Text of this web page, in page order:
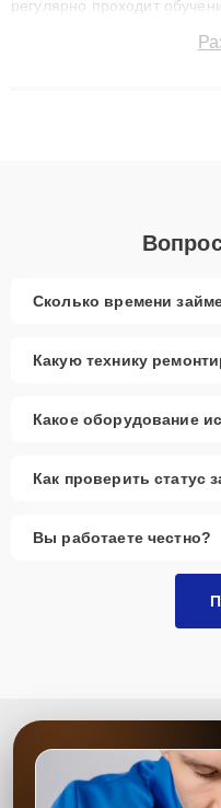
регулярно проходит
технику с сохранением
Сколько времени
Какую технику
Какое оборудование
Как проверить статус
Вы работаете честно?